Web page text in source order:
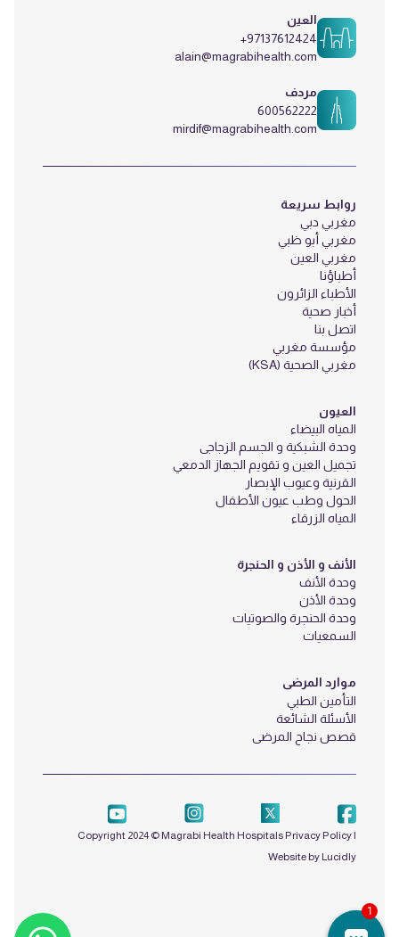
روابط سريعة
مغربي دبي
مغربي أبو ظبي
مغربي العين
أطباؤنا
الأطباء الزائرون
أخبار صحية
اتصل بنا
مؤسسة مغربي
مغربي الصحية (KSA)
العيون
المياه البيضاء
وحدة الشبكية و الجسم الزجاجى
تجميل العين و تقويم الجهاز الدمعي
القرنية وعيوب الإبصار
الحول وطب عيون الأطفال
المياه الزرقاء
الأنف و الأذن و الحنجرة
وحدة الأنف
وحدة الأذن
وحدة الحنجرة والصوتيات
السمعيات
موارد المرضى
التأمين الطبي
الأسئلة الشائعة
قصص نجاح المرضى
العين
+97137612424
alain@magrabihealth.com
مردف
600562222
mirdif@magrabihealth.com
Copyright 2024 © Magrabi Health Hospitals Privacy Policy |
Website by Lucidly